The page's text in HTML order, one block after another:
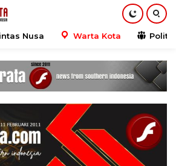
Nusa Warta Kota Politik